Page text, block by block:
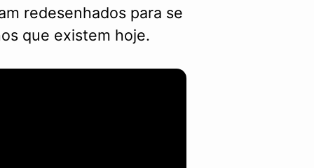
redesenhados para se
que existem hoje.